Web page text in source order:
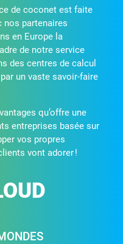
de coconet est faite
nos partenaires
en Europe la
de notre service
des centres de calcul
un vaste savoir-faire
qu’offre une
entreprises basée sur
vos propres
vont adorer !